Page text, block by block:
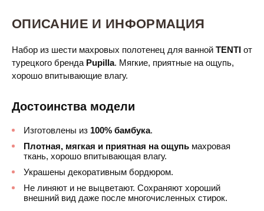
ОПИСАНИЕ И ИНФОРМАЦИЯ
Набор из шести махровых полотенец для ванной TENTI от
турецкого бренда Pupilla. Мягкие, приятные на ощупь,
хорошо впитывающие влагу.
Достоинства модели
Изготовлены из 100% бамбука.
Плотная, мягкая и приятная на ощупь махровая
ткань, хорошо впитывающая влагу.
Украшены декоративным бордюром.
Не линяют и не выцветают. Сохраняют хороший
внешний вид даже после многочисленных стирок.